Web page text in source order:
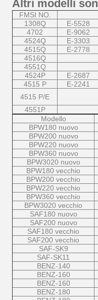
Altri modelli
FMSI NO.
1308Q
E-5528
4702
E-9062
4524Q
E-3303
4515Q
E-2778
4516Q
4551Q
4524P
E-2687
4515 P
E-2241
4515 P/E
4551P
Modello
BPW180 nuovo
BPW200 nuovo
BPW220 nuovo
BPW360 nuovo
BPW3020 nuovo
BPW180 vecchio
BPW200 vecchio
BPW220 vecchio
BPW360 vecchio
BPW3020 vecchio
SAF180 nuovo
SAF200 nuovo
SAF180 vecchio
SAF200 vecchio
SAF-SK9
SAF-SK11
BENZ-140
BENZ-160
BENZ-160
BENZ-180